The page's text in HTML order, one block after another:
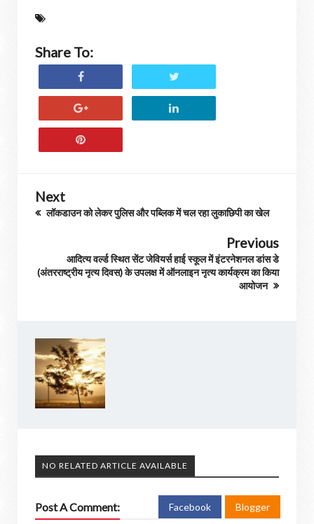
Share To:
Next
लॉकडाउन को लेकर पुलिस और पब्लिक में चल रहा लुकाछिपी का खेल
Previous
आदित्य वर्ल्ड स्थित सेंट जेवियर्स हाई स्कूल में इंटरनेशनल डांस डे
(अंतरराष्ट्रीय नृत्य दिवस) के उपलक्ष में ऑनलाइन नृत्य कार्यक्रम का किया
आयोजन
NO RELATED ARTICLE AVAILABLE
Post A Comment: Facebook Blogger